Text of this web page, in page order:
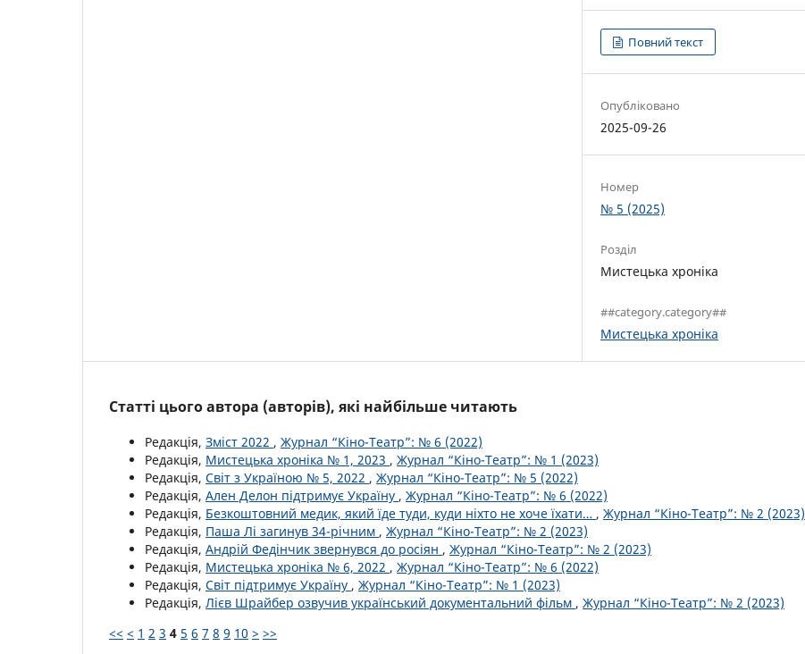
Повний текст
Опубліковано
2025-09-26
Номер
№ 5 (2025)
Розділ
Мистецька хроніка
##category.category##
Мистецька хроніка
Статті цього автора (авторів), які найбільше читають
Редакція, Зміст 2022 , Журнал “Кіно-Театр”: № 6 (2022)
Редакція, Мистецька хроніка № 1, 2023 , Журнал “Кіно-Театр”: № 1 (2023)
Редакція, Світ з Україною № 5, 2022 , Журнал “Кіно-Театр”: № 5 (2022)
Редакція, Ален Делон підтримує Україну , Журнал “Кіно-Театр”: № 6 (2022)
Редакція, Безкоштовний медик, який їде туди, куди ніхто не хоче їхати… , Журнал “Кіно-Театр”: № 2 (2023)
Редакція, Паша Лі загинув 34-річним , Журнал “Кіно-Театр”: № 2 (2023)
Редакція, Андрій Федінчик звернувся до росіян , Журнал “Кіно-Театр”: № 2 (2023)
Редакція, Мистецька хроніка № 6, 2022 , Журнал “Кіно-Театр”: № 6 (2022)
Редакція, Світ підтримує Україну , Журнал “Кіно-Театр”: № 1 (2023)
Редакція, Лієв Шрайбер озвучив український документальний фільм , Журнал “Кіно-Театр”: № 2 (2023)
<< < 1 2 3 4 5 6 7 8 9 10 > >>